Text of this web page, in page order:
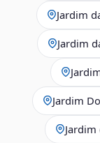
Jardim
Jardim
Jardim
Jardim